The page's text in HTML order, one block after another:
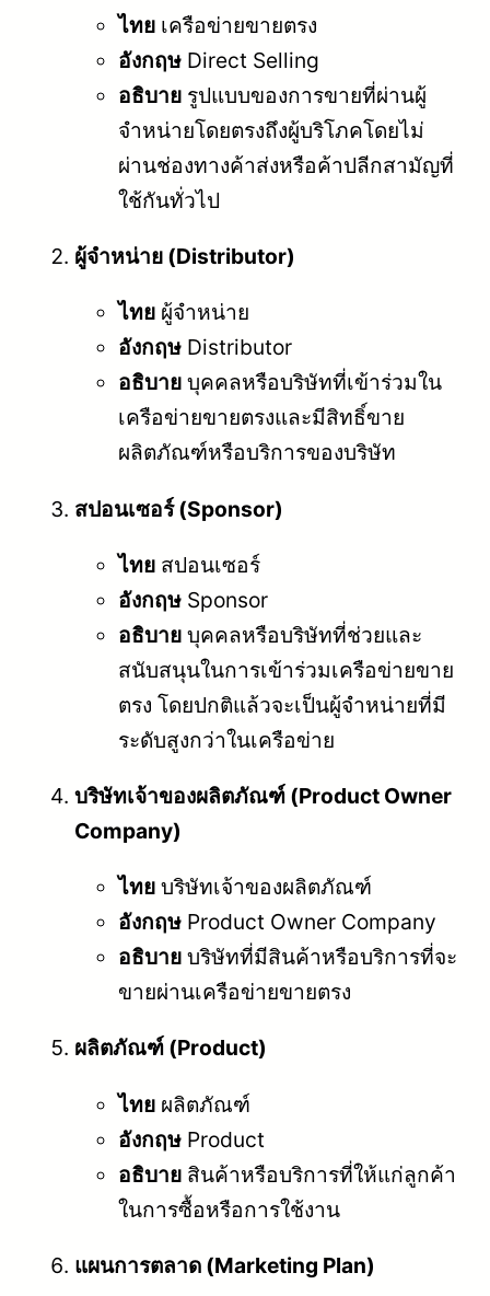
ไทย เครือข่ายขายตรง
อังกฤษ Direct Selling
อธิบาย รูปแบบของการขายที่ผ่านผู้
จำหน่ายโดยตรงถึงผู้บริโภคโดยไม่
ผ่านช่องทางค้าส่งหรือค้าปลีกสามัญที่
ใช้กันทั่วไป
ผู้จำหน่าย (Distributor)
ไทย ผู้จำหน่าย
อังกฤษ Distributor
อธิบาย บุคคลหรือบริษัทที่เข้าร่วมใน
เครือข่ายขายตรงและมีสิทธิ์ขาย
ผลิตภัณฑ์หรือบริการของบริษัท
สปอนเซอร์ (Sponsor)
ไทย สปอนเซอร์
อังกฤษ Sponsor
อธิบาย บุคคลหรือบริษัทที่ช่วยและ
สนับสนุนในการเข้าร่วมเครือข่ายขาย
ตรง โดยปกติแล้วจะเป็นผู้จำหน่ายที่มี
ระดับสูงกว่าในเครือข่าย
บริษัทเจ้าของผลิตภัณฑ์ (Product Owner
Company)
ไทย บริษัทเจ้าของผลิตภัณฑ์
อังกฤษ Product Owner Company
อธิบาย บริษัทที่มีสินค้าหรือบริการที่จะ
ขายผ่านเครือข่ายขายตรง
ผลิตภัณฑ์ (Product)
ไทย ผลิตภัณฑ์
อังกฤษ Product
อธิบาย สินค้าหรือบริการที่ให้แก่ลูกค้า
ในการซื้อหรือการใช้งาน
แผนการตลาด (Marketing Plan)